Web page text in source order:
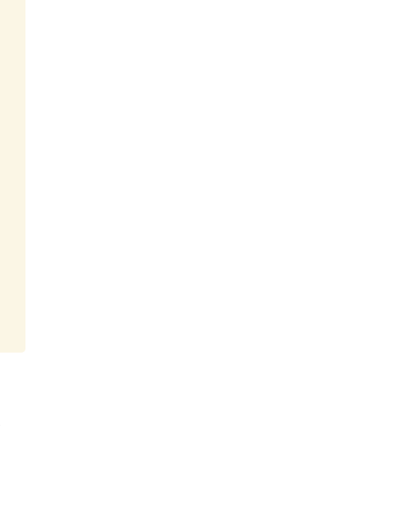
p</xpath>